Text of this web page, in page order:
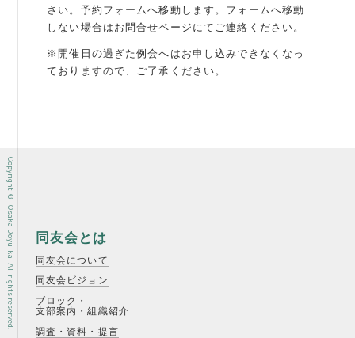
さい。予約フォームへ移動します。 フォームへ移動
しない場合はお問合せページにてご連絡ください。
※開催日の過ぎた例会へはお申し込みできなくなっ
ておりますので、ご了承ください。
同友会とは
同友会について
同友会ビジョン
ブロック・
支部案内・組織紹介
調査・資料・提言
Copyright © Osaka Doyu-kai All rights reserved.